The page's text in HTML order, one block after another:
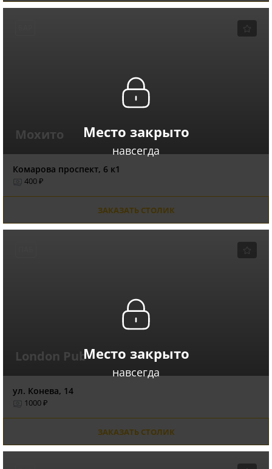
Место закрыто
навсегда
Мохито
Комарова проспект, 6 к1
400 ₽
ЗАКАЗАТЬ СТОЛИК
Место закрыто
навсегда
London Pub
ул. Конева, 14
1000 ₽
ЗАКАЗАТЬ СТОЛИК